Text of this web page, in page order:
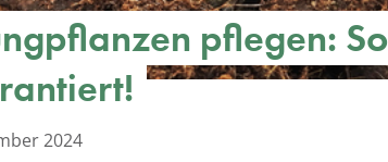
pflegen: So
2024